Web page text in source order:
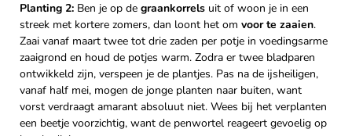
Planting 2: Ben je op de graankorrels uit of woon je in een
streek met kortere zomers, dan loont het om voor te zaaien.
Zaai vanaf maart twee tot drie zaden per potje in voedingsarme
zaaigrond en houd de potjes warm. Zodra er twee bladparen
ontwikkeld zijn, verspeen je de plantjes. Pas na de ijsheiligen,
vanaf half mei, mogen de jonge planten naar buiten, want
vorst verdraagt amarant absoluut niet. Wees bij het verplanten
een beetje voorzichtig, want de penwortel reageert gevoelig op